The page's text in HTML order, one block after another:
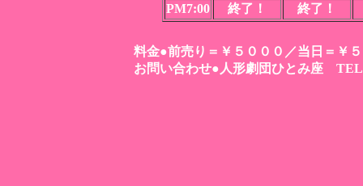
PM7:00
終了！ 終了！
料金●前売り＝￥５０００／当日＝￥
お問い合わせ●人形劇団ひとみ座